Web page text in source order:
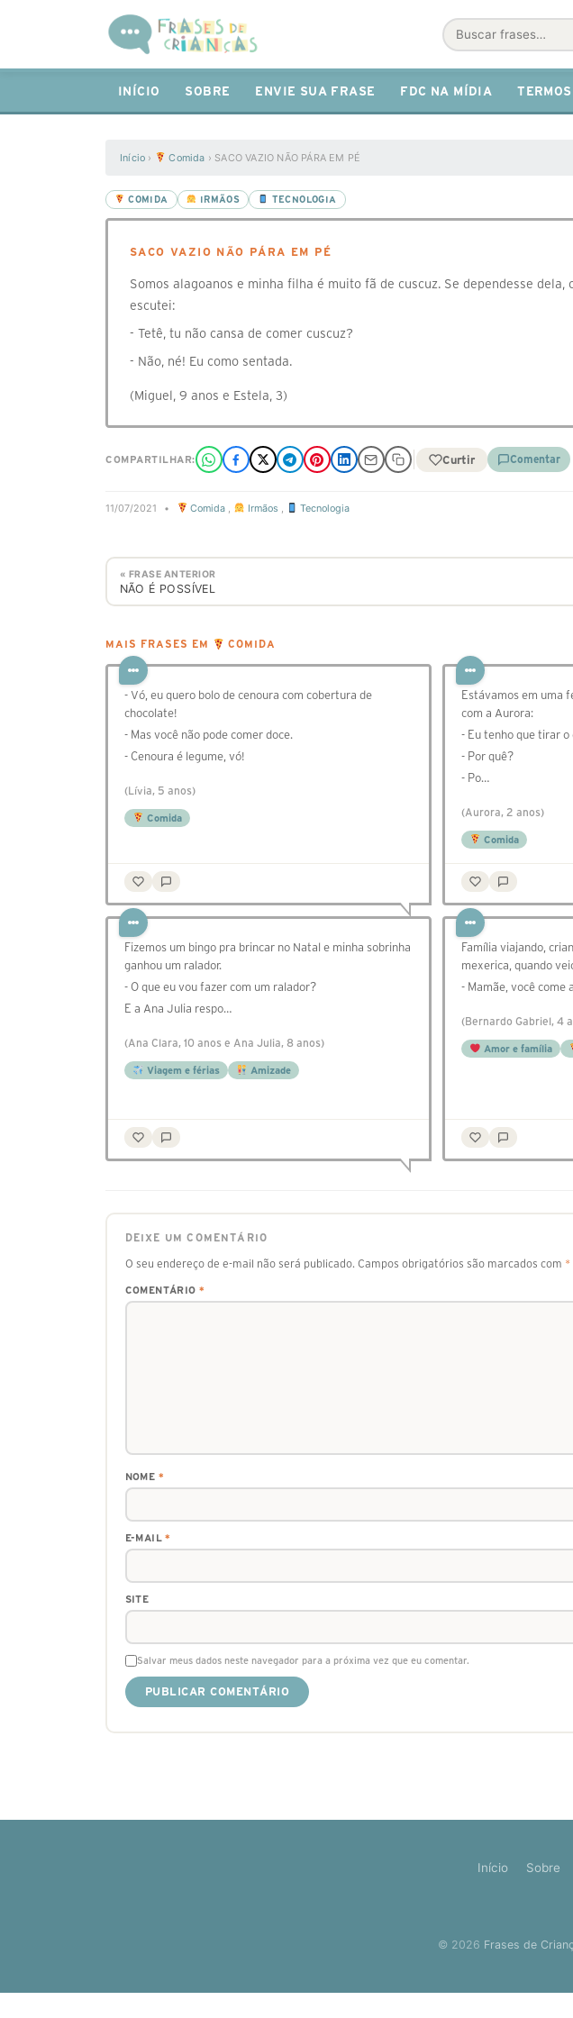
Buscar
INÍCIO SOBRE ENVIE SUA FRASE FDC NA MÍDIA
Início › Comida › SACO VAZIO NÃO PÁRA EM PÉ
COMIDA IRMÃOS TECNOLOGIA
SACO VAZIO NÃO PÁRA EM PÉ
Somos alagoanos e minha filha é muito fã de cuscuz. Se dependesse
escutei:
- Tetê, tu não cansa de comer cuscuz?
- Não, né! Eu como sentada.
(Miguel, 9 anos e Estela, 3)
COMPARTILHAR: Curtir Comentar
11/07/2021 • Comida , Irmãos , Tecnologia
« FRASE ANTERIOR
NÃO É POSSÍVEL
MAIS FRASES EM COMIDA
- Vó, eu quero bolo de cenoura com cobertura de
chocolate!
- Mas você não pode comer doce.
- Cenoura é legume, vó!
(Lívia, 5 anos)
Comida
Estávamos em uma
com a Aurora:
- Eu tenho que tirar o
- Por quê?
- Po…
(Aurora, 2 anos)
Comida
Fizemos um bingo pra brincar no Natal e minha sobrinha
ganhou um ralador.
- O que eu vou fazer com um ralador?
E a Ana Julia respo…
(Ana Clara, 10 anos e Ana Julia, 8 anos)
Viagem e férias Amizade
Família viajando,
mexerica, quando
- Mamãe, você come
(Bernardo Gabriel, 4
Amor e família
DEIXE UM COMENTÁRIO
O seu endereço de e-mail não será publicado. Campos obrigatórios são marcados com *
COMENTÁRIO *
NOME *
E-MAIL*
SITE
Salvar meus dados neste navegador para a próxima vez que eu comentar.
Início Sobre
© 2026 Frases de